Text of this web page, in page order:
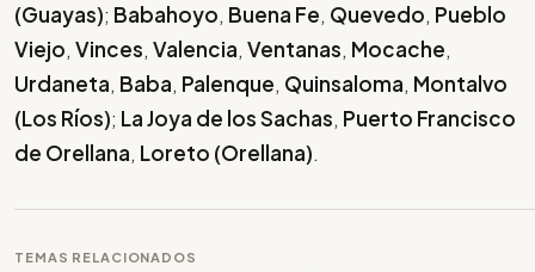
(Guayas); Babahoyo, Buena Fe, Quevedo, Pueblo
Viejo, Vinces, Valencia, Ventanas, Mocache,
Urdaneta, Baba, Palenque, Quinsaloma, Montalvo
(Los Ríos); La Joya de los Sachas, Puerto Francisco
de Orellana, Loreto (Orellana).
TEMAS RELACIONADOS